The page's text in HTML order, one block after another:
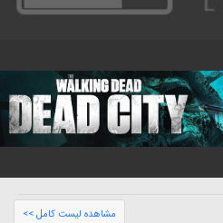
مشاهده لیست کامل >>